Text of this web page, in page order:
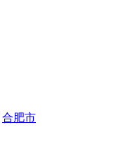
合肥市